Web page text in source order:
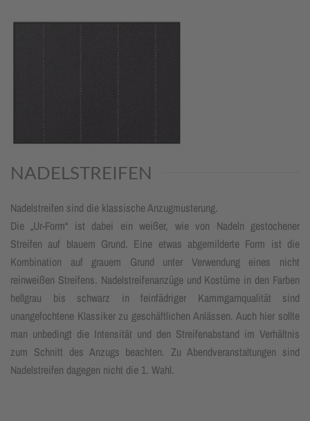
NADELSTREIFEN
Nadelstreifen sind die klassische Anzugmusterung.
Die „Ur-Form“ ist dabei ein weißer, wie von Nadeln gestochener
Streifen auf blauem Grund. Eine etwas abgemilderte Form ist die
Kombination auf grauem Grund unter Verwendung eines nicht
reinweißen Streifens. Nadelstreifenanzüge und Kostüme in den Farben
hellgrau bis schwarz in feinfädriger Kammgarnqualität sind
unangefochtene Klassiker zu geschäftlichen Anlässen. Auch hier sollte
man unbedingt die Intensität und den Streifenabstand im Verhältnis
zum Schnitt des Anzugs beachten. Zu Abendveranstaltungen sind
Nadelstreifen dagegen nicht die 1. Wahl.